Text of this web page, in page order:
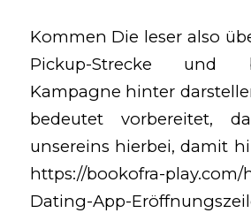
Kommen Die leser also
Pickup-Strecke und
Kampagne hinter
bedeutet vorbereitet,
unsereins hierbei, damit
https://bookofra-play.com/
Dating-App-